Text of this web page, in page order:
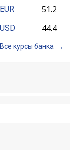
EUR
51.2
USD 44.4
Все курсы банка